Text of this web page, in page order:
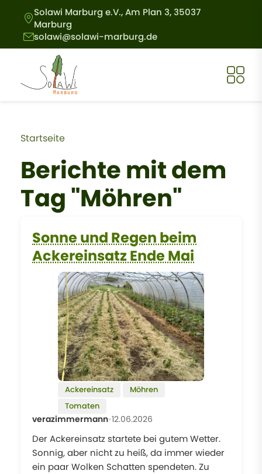
Direkt zum Inhalt
Solawi Marburg e.V., Am Plan 3, 35037
Marburg
solawi@solawi-marburg.de
Pfadnavigation
Startseite
Berichte mit dem
Tag "Möhren"
Sonne und Regen beim
Ackereinsatz Ende Mai
Ackereinsatz
Möhren
Tomaten
verazimmermann•12.06.2026
Der Ackereinsatz startete bei gutem Wetter.
Sonnig, aber nicht zu heiß, da immer wieder
ein paar Wolken Schatten spendeten. Zu